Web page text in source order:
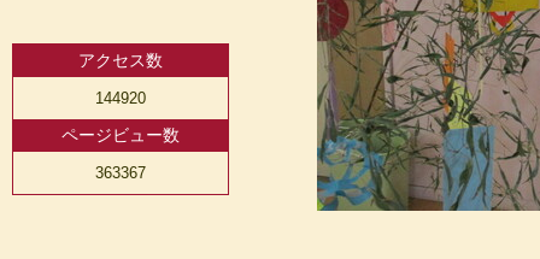
アクセス数
144920
ページビュー数
363367